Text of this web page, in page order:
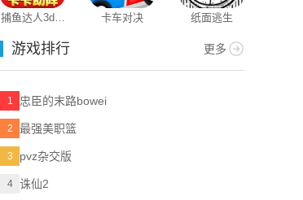
捕鱼达人3d老
卡车对决 纸面逃生
游戏排行 更多
1 忠臣的末路bowei
2 最强美职篮
3 pvz杂交版
4 诛仙2